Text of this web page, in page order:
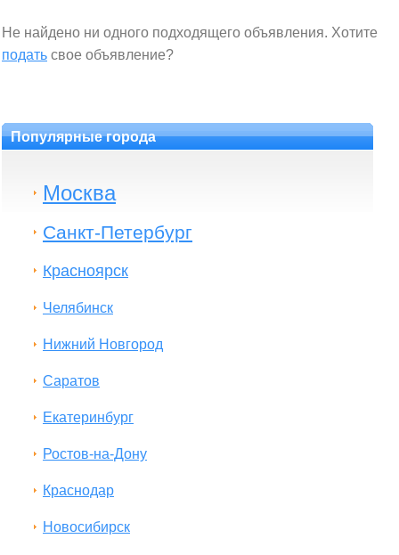
Не найдено ни одного подходящего объявления. Хотите
подать свое объявление?
Популярные города
Москва
Санкт-Петербург
Красноярск
Челябинск
Нижний Новгород
Саратов
Екатеринбург
Ростов-на-Дону
Краснодар
Новосибирск